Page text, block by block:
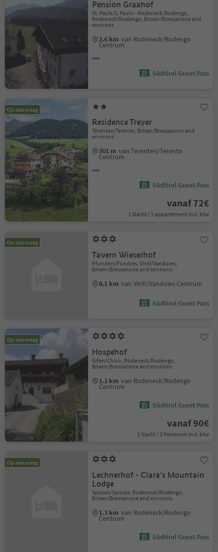
Pension Graahof
St. Pauls/S. Paolo - Rodeneck/Rodengo,
Rodeneck/Rodengo, Brixen/Bressanone and
environs
2.6 km van Rodeneck/Rodengo
Centrum
Südtirol Guest Pass
Op aanvraag
Residence Treyer
Terenten/Terento, Brixen/Bressanone and
environs
301 m van Terenten/Terento
Centrum
Südtirol Guest Pass
vanaf 72€
1 Nacht / 1 appartement Incl. btw
Op aanvraag
Tavern Wieserhof
Pfunders/Fundres, Vintl/Vandoies,
Brixen/Bressanone and environs
8.1 km van Vintl/Vandoies Centrum
Südtirol Guest Pass
Op aanvraag
Hospehof
Gifen/Chivo, Rodeneck/Rodengo,
Brixen/Bressanone and environs
1.2 km van Rodeneck/Rodengo
Centrum
Südtirol Guest Pass
vanaf 90€
1 Nacht / 2 Personen Incl. btw
Op aanvraag
Lechnerhof - Clara's Mountain
Lodge
Spisses/Spisses, Rodeneck/Rodengo,
Brixen/Bressanone and environs
1.3 km van Rodeneck/Rodengo
Centrum
Südtirol Guest Pass